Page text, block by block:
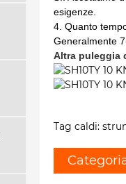
esigenze.
4. Quanto
Generalmente
Altra puleggia
Tag caldi: